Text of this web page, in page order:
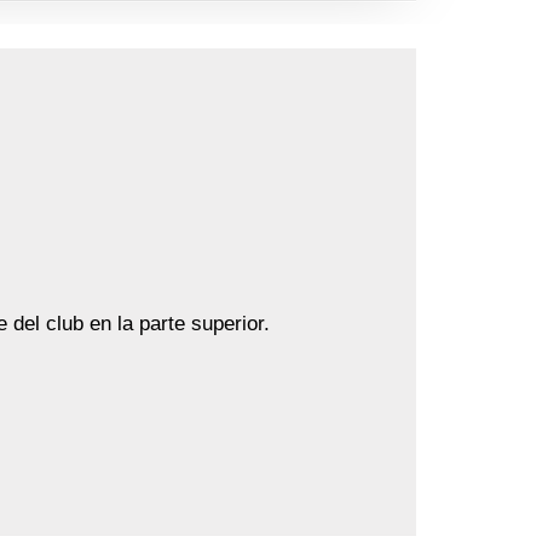
del club en la parte superior.